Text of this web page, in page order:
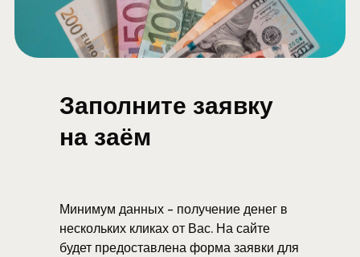
Минимум данных - получение денег в
нескольких кликах от Вас. На сайте
будет предоставлена форма заявки для
Заполните заявку
на заём